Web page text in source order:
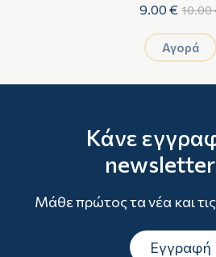
9.00 € 10.00
Αγορά
Κάνε
Μάθε πρώτος τα νέα και
Εγγραφή